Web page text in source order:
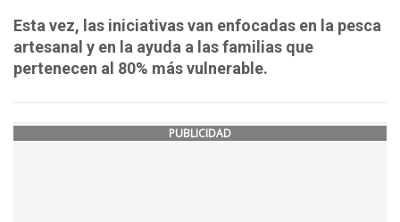
Esta vez, las iniciativas van enfocadas en la pesca
artesanal y en la ayuda a las familias que
pertenecen al 80% más vulnerable.
PUBLICIDAD